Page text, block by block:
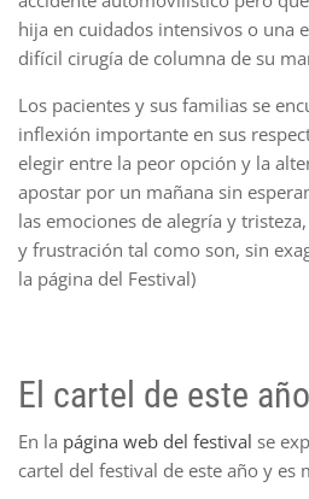
hija en cuidados intensivos o una
difícil cirugía de columna de su
Los pacientes y sus familias se
inflexión importante en sus
elegir entre la peor opción y la
apostar por un mañana sin
las emociones de alegría y
y frustración tal como son, sin
la página del Festival)
El cartel de este año
En la página web del festival se
cartel del festival de este año y es